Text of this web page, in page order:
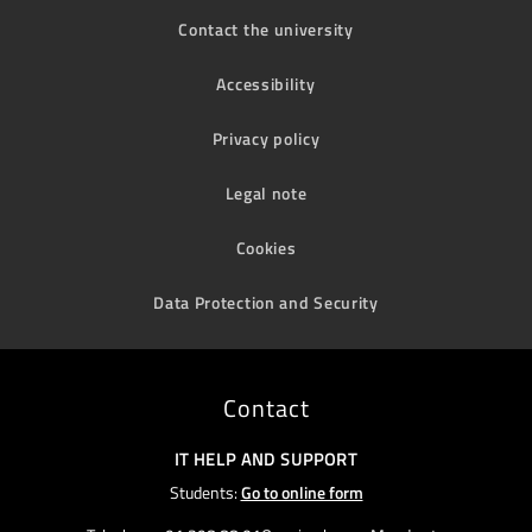
Contact the university
Accessibility
Privacy policy
Legal note
Cookies
Data Protection and Security
Contact
IT HELP AND SUPPORT
Students:Go to online form